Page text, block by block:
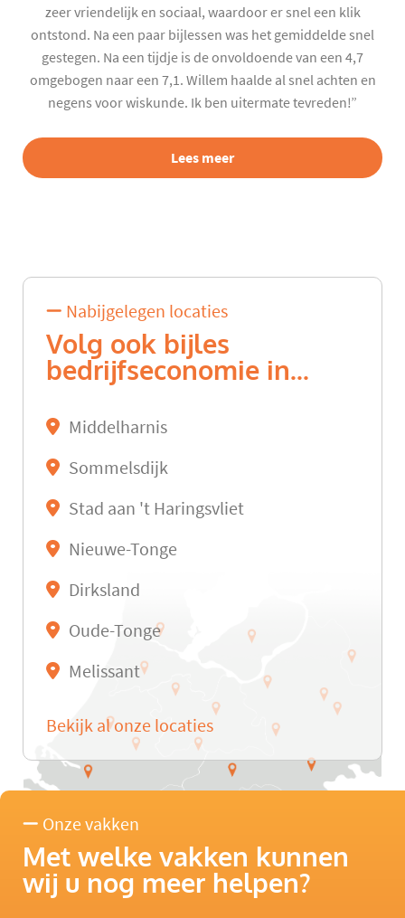
zeer vriendelijk en sociaal, waardoor er snel een klik
ontstond. Na een paar bijlessen was het gemiddelde snel
gestegen. Na een tijdje is de onvoldoende van een 4,7
omgebogen naar een 7,1. Willem haalde al snel achten en
negens voor wiskunde. Ik ben uitermate tevreden!”
Lees meer
Nabijgelegen locaties
Volg ook bijles
bedrijfseconomie in...
Middelharnis
Sommelsdijk
Stad aan 't Haringsvliet
Nieuwe-Tonge
Dirksland
Oude-Tonge
Melissant
Bekijk al onze locaties
Onze vakken
Met welke vakken kunnen
wij u nog meer helpen?